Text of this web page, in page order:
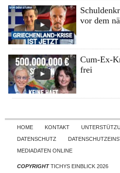
vor dem
Cum-Ex-
frei
HOME KONTAKT
DATENSCHUTZ
MEDIADATEN ONLINE
COPYRIGHTTICHYS EINBLICK 2026